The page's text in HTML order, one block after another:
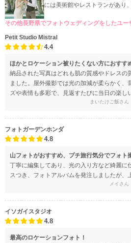
には美術館やレストランがあり
その他長野県でフォトウェディングをしたユー
Petit Studio Mistral
4.4
ほかとロケーション被りたくない方におすす
納品された写真はどれも肌の質感やドレスの
ました。屋外撮影では光の加減が柔らかく、
ズや表情も多彩で、見返すたびに当日の楽し
集は予想よりやや過剰でした。まいたけご飯さん
フォトガーデンホンダ
4.8
山フォトがおすすめ、プチ旅行気分でフォト
丁寧に編集してあり、光の入り方など綺麗に
スつき、フォトアルバムを発注しましたが、
メイさん
イソガイスタジオ
4.8
最高のロケーションフォト！